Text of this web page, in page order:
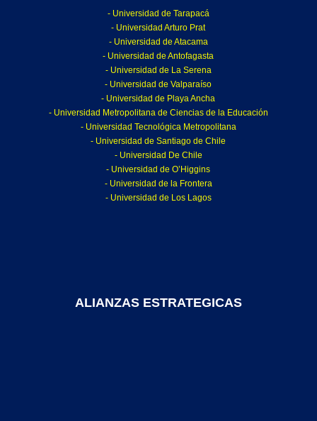
- Universidad de Tarapacá
- Universidad Arturo Prat
- Universidad de Atacama
- Universidad de Antofagasta
- Universidad de La Serena
- Universidad de Valparaíso
- Universidad de Playa Ancha
- Universidad Metropolitana de Ciencias de la Educación
- Universidad Tecnológica Metropolitana
- Universidad de Santiago de Chile
- Universidad De Chile
- Universidad de O’Higgins
- Universidad de la Frontera
- Universidad de Los Lagos
ALIANZAS ESTRATEGICAS